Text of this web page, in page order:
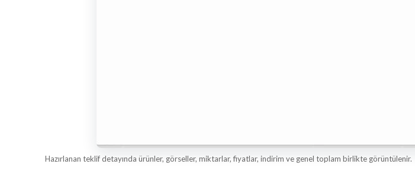
Hazırlanan teklif detayında ürünler, görseller, miktarlar, fiyatlar, indirim ve genel toplam birlikte görüntülenir.